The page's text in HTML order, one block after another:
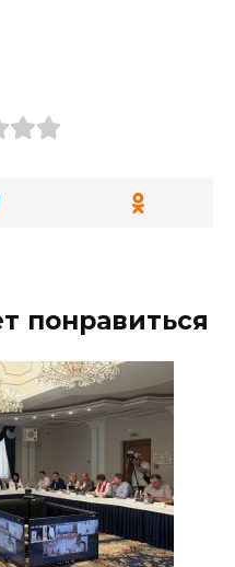
понравиться